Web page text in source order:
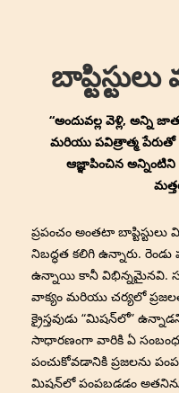
“అందువల్ల వెళ్లి, అన్ని
మరియు పవిత్రాత్మ
ఆజ్ఞాపించిన
ప్రపంచం అంతటా
నిబద్ధత కలిగి ఉన్నారు.
ఉన్నాయి కానీ విభిన్నమైనవి.
వాక్యం మరియు చర్యలో
క్రైస్తవుడు “మిషన్‌లో”
సాధారణంగా వారికి ఏ సంబంధం
పంచుకోవడానికి ప్రజలను
మిషన్‌లో పంపబడడం